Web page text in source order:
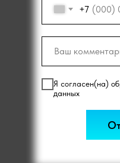
+7
Я согласен(на)
данных